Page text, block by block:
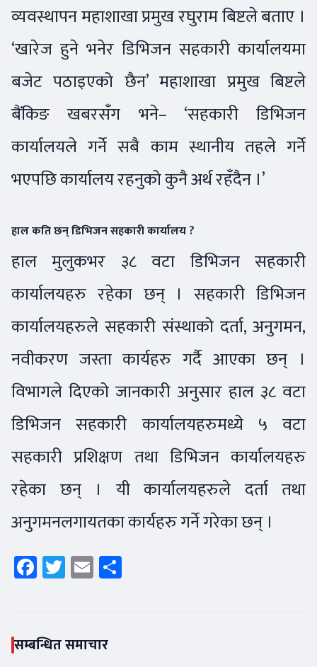
व्यवस्थापन महाशाखा प्रमुख रघुराम बिष्टले बताए ।
‘खारेज हुने भनेर डिभिजन सहकारी कार्यालयमा
बजेट पठाइएको छैन’ महाशाखा प्रमुख बिष्टले
बैंकिङ खबरसँग भने– ‘सहकारी डिभिजन
कार्यालयले गर्ने सबै काम स्थानीय तहले गर्ने
भएपछि कार्यालय रहनुको कुनै अर्थ रहँदैन ।’
हाल कति छन् डिभिजन सहकारी कार्यालय ?
हाल मुलुकभर ३८ वटा डिभिजन सहकारी
कार्यालयहरु रहेका छन् । सहकारी डिभिजन
कार्यालयहरुले सहकारी संस्थाको दर्ता, अनुगमन,
नवीकरण जस्ता कार्यहरु गर्दै आएका छन् ।
विभागले दिएको जानकारी अनुसार हाल ३८ वटा
डिभिजन सहकारी कार्यालयहरुमध्ये ५ वटा
सहकारी प्रशिक्षण तथा डिभिजन कार्यालयहरु
रहेका छन् । यी कार्यालयहरुले दर्ता तथा
अनुगमनलगायतका कार्यहरु गर्ने गरेका छन् ।
Facebook
Twitter
Email
सम्बन्धित समाचार